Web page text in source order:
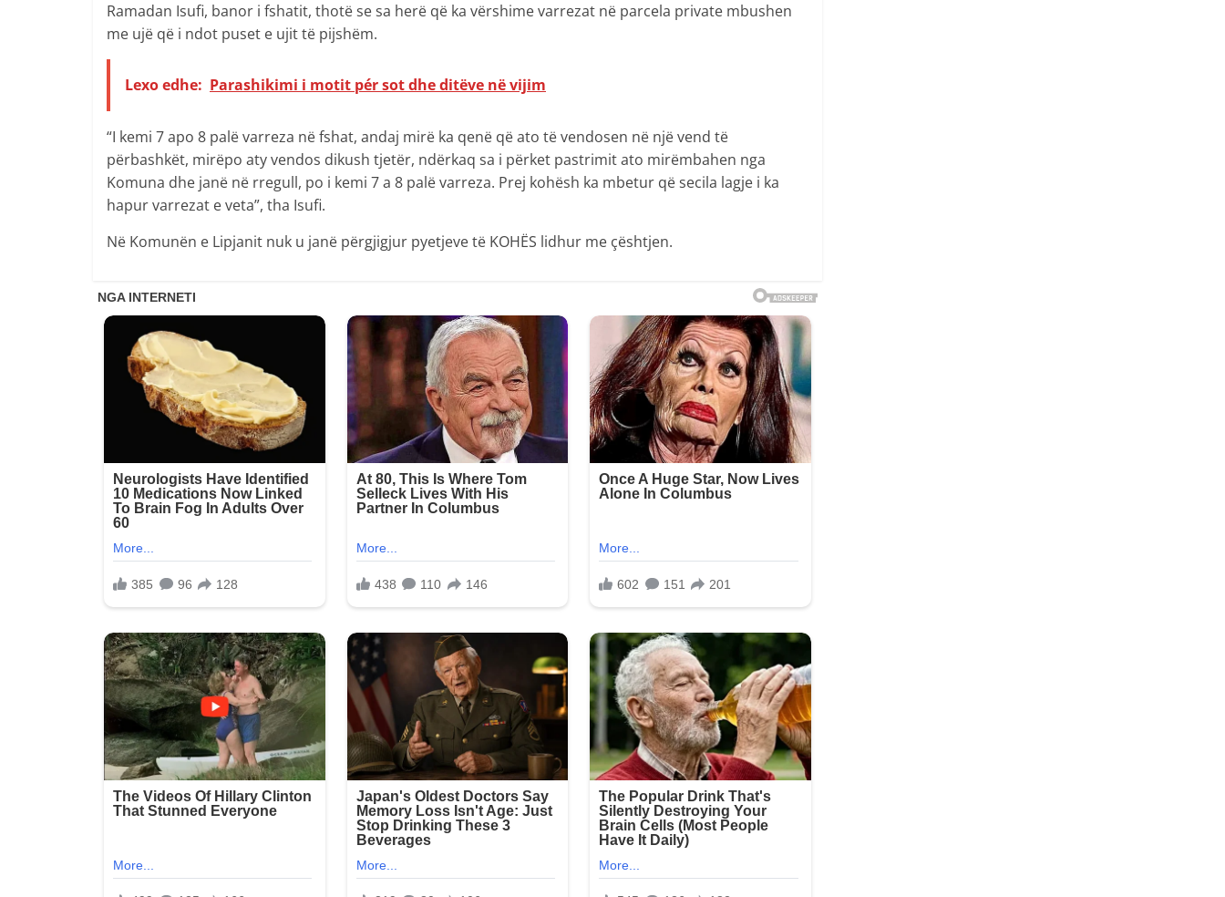
Ramadan Isufi, banor i fshatit, thotë se sa herë që ka vërshime varrezat në parcela private mbushen
me ujë që i ndot puset e ujit të pijshëm.
Lexo edhe: Parashikimi i motit pér sot dhe ditëve në vijim
“I kemi 7 apo 8 palë varreza në fshat, andaj mirë ka qenë që ato të vendosen në një vend të
përbashkët, mirëpo aty vendos dikush tjetër, ndërkaq sa i përket pastrimit ato mirëmbahen nga
Komuna dhe janë në rregull, po i kemi 7 a 8 palë varreza. Prej kohësh ka mbetur që secila lagje i ka
hapur varrezat e veta”, tha Isufi.
Në Komunën e Lipjanit nuk u janë përgjigjur pyetjeve të KOHËS lidhur me çështjen.